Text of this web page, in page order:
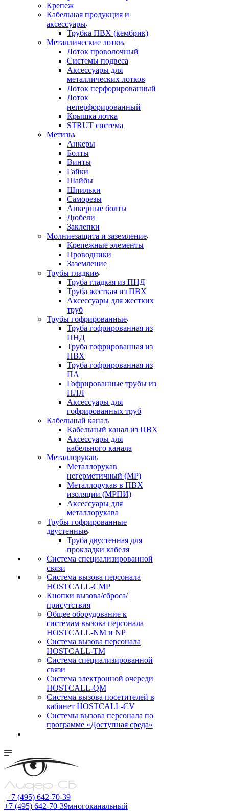
Крепеж
Кабельная продукция и
аксессуары
Трубка ПВХ (кембрик)
Металлические лотки
Лоток проволочный
Системы подвеса
Аксессуары для
металлических лотков
Лоток перфорированный
Лоток
неперфорированный
Крышка лотка
STRUT система
Метизы
Анкеры
Болты
Винты
Гайки
Шайбы
Шпильки
Саморезы
Анкерные болты
Дюбели
Заклепки
Молниезащита и заземление
Крепежные элементы
Проводники
Заземление
Трубы гладкие
Труба гладкая из ПНД
Труба жесткая из ПВХ
Аксессуары для жестких
труб
Трубы гофрированные
Труба гофрированная из
ПНД
Труба гофрированная из
ПВХ
Труба гофрированная из
ПА
Гофрированные трубы из
ПЛЛ
Аксессуары для
гофрированных труб
Кабельный канал
Кабельный канал из ПВХ
Аксессуары для
кабельного канала
Металлорукав
Металлорукав
негерметичный (МР)
Металлорукав в ПВХ
изоляции (МРПИ)
Аксессуары для
металлорукава
Трубы гофрированные
двустенные
Труба двустенная для
прокладки кабеля
Система специализированной
связи
Cистема вызова персонала
HOSTCALL-CMP
Кнопки вызова/сброса/
присутствия
Общее оборудование к
системам вызова персонала
HOSTCALL-NM и NP
Система вызова персонала
HOSTCALL-TM
Система специализированной
связи
Система электронной очереди
HOSTCALL-QM
Cистема вызова посетителей в
кабинет HOSTCALL-CV
Системы вызова персонала по
программе «Доступная среда»
+7 (495) 642-70-39
+7 (495) 642-70-39многоканальный